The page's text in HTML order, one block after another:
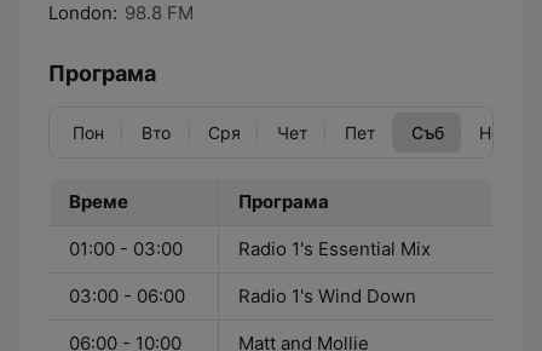
London: 98.8 FM
Програма
Пон Вто Сря Чет Пет Съб Нед
Време Програма
01:00 - 03:00 Radio 1's Essential Mix
03:00 - 06:00 Radio 1's Wind Down
06:00 - 10:00 Matt and Mollie